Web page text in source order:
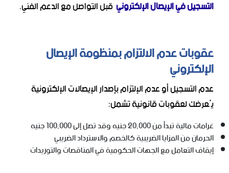
التسجيل في الإيصال الإلكترونيقبل التواصل مع الدعم الفني.
عقوبات عدم الالتزام بمنظومة الإيصال
الإلكتروني
عدم التسجيل أو عدم الإلتزام بإصدار الإيصالات الإلكترونية
يُعرضك لعقوبات قانونية تشمل:
غرامات مالية تبدأ من 20,000 جنيه وقد تصل إلى 100,000 جنيه
الحرمان من المزايا الضريبية كالخصم والاسترداد الضريبي
إيقاف التعامل مع الجهات الحكومية في المناقصات والتوريدات